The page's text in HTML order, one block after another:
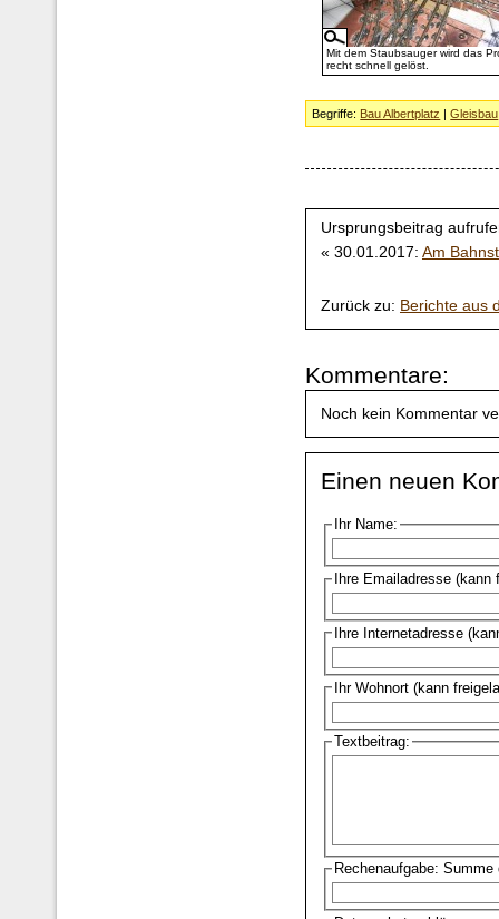
Mit dem Staubsauger wird das
recht schnell gelöst.
Begriffe: Bau Albertplatz |Gleisbau
Ursprungsbeitrag
« 30.01.2017: Am
Zurück zu: Berichte aus
Kommentare:
Noch kein Kommentar
Einen neuen
Ihr Name:
Ihre Emailadresse
Ihre Internetadresse
Ihr Wohnort (kann
Textbeitrag:
Rechenaufgabe: